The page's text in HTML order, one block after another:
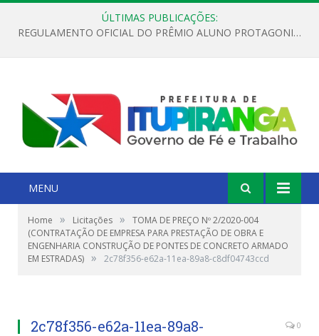
ÚLTIMAS PUBLICAÇÕES:
REGULAMENTO OFICIAL DO PRÊMIO ALUNO PROTAGONISTA – EDIÇÃO 2026
MENU
Home » Licitações »
TOMA DE PREÇO Nº 2/2020-004
(CONTRATAÇÃO DE EMPRESA PARA PRESTAÇÃO DE OBRA E
ENGENHARIA CONSTRUÇÃO DE PONTES DE CONCRETO ARMADO
EM ESTRADAS) » 2c78f356-e62a-11ea-89a8-c8df04743ccd
2c78f356-e62a-11ea-89a8-
0